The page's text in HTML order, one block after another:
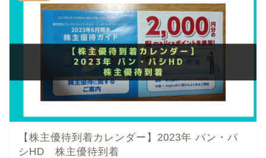
【株主優待到着カレンダー】2023年 パン・パ
シHD 株主優待到着